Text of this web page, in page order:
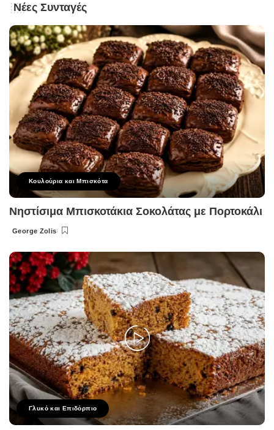
Νέες Συνταγές
Κουλούρια και Μπισκότα
Νηστίσιμα Μπισκοτάκια Σοκολάτας με Πορτοκάλι
Posted
George Zolis
Γλυκό και Επιδόρπιο